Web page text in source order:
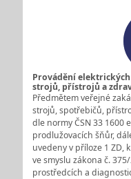
Provádění
strojů, přístrojů a
Předmětem veřejné
strojů, spotřebičů,
dle normy ČSN 33 1600
prodlužovacích šňůr,
uvedeny v příloze 1 ZD,
ve smyslu zákona č.
prostředcích a